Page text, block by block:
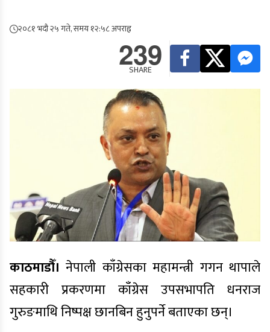
२०८१ भदौ २५ गते, समय १२:५८ अपराह्न
239
SHARE
काठमाडौँ। नेपाली काँग्रेसका महामन्त्री गगन थापाले
सहकारी प्रकरणमा काँग्रेस उपसभापति धनराज
गुरुङमाथि निष्पक्ष छानबिन हुनुपर्ने बताएका छन्।